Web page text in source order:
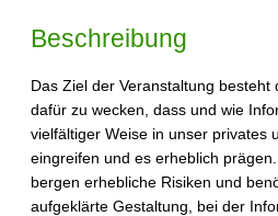
Beschreibung
Das Ziel der Veranstaltung besteht
dafür zu wecken, dass und wie
vielfältiger Weise in unser privates
eingreifen und es erheblich
bergen erhebliche Risiken und
aufgeklärte Gestaltung, bei der